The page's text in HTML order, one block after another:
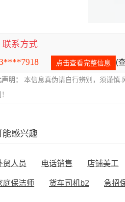
联系方式
点击查看完整信息 (
明：
本信息真伪请自行辨别，须谨慎
能感兴趣
贸人员 电话销售 店铺美工
庭保洁师 货车司机b2 急招